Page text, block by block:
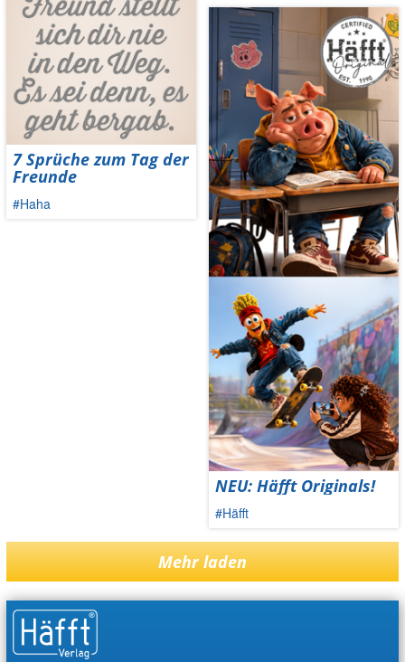
7 Sprüche zum Tag der
Freunde
#Haha
NEU: Häfft Originals!
#Häfft
Mehr laden